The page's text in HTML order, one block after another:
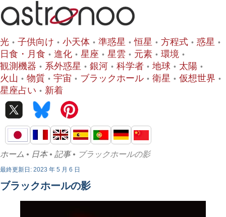
光 子供向け 小天体 準惑星 恒星 方程式
惑星
日食・月食
進化 星座 星雲 元素
環境
観測機器
系外惑星 銀河 科学者 地球
太陽
火山
物質 宇宙 ブラックホール 衛星
仮想世界
星座占い
新着
ホーム • 日本• 記事• ブラックホールの影
最終更新日: 2023 年 5 月 6 日
ブラックホールの影